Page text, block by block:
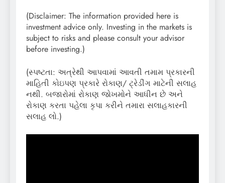
(Disclaimer: The information provided here is
investment advice only. Investing in the markets is
subject to risks and please consult your advisor
before investing.)
(સ્પષ્ટતા: અત્રેથી આપવામાં આવતી તમામ પ્રકારની
માહિતી કોઇપણ પ્રકારે રોકાણ/ ટ્રેડીંગ માટેની સલાહ
નથી. બજારોમાં રોકાણ જોખમોને આધીન છે અને
રોકાણ કરતા પહેલા કૃપા કરીને તમારા સલાહકારની
સલાહ લો.)